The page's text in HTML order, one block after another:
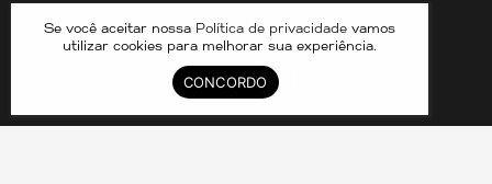
Nossas redes
Se você aceitar nossa Política de privacidade vamos
utilizar cookies para melhorar sua experiência.
CONCORDO